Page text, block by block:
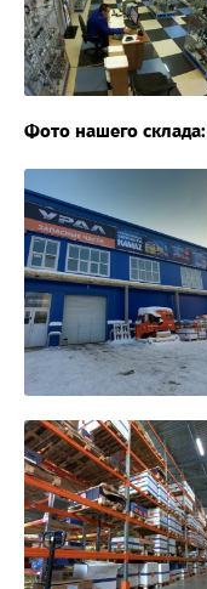
Фото нашего склада: